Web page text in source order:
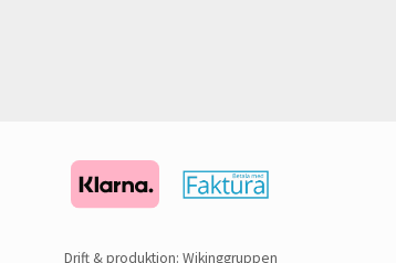
Drift & produktion: Wikinggruppen